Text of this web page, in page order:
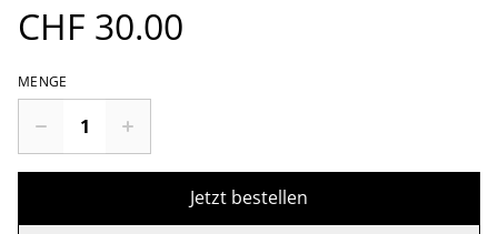
CHF 30.00
MENGE
Jetzt bestellen